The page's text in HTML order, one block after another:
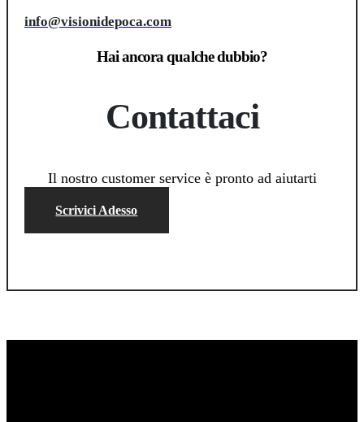
info@visionidepoca.com
Hai ancora qualche dubbio?
Contattaci
Il nostro customer service è pronto ad aiutarti
Scrivici Adesso